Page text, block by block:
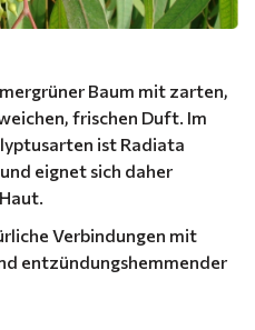
Baum mit zarten,
frischen Duft. Im
ist Radiata
eignet sich daher
Verbindungen mit
entzündungshemmender